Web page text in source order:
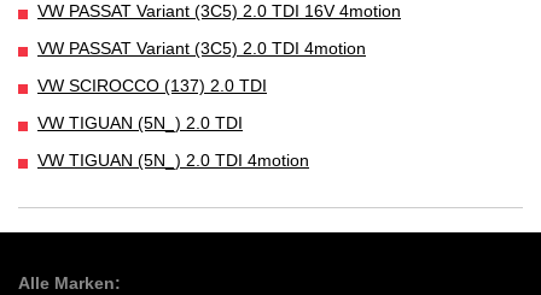
VW PASSAT Variant (3C5) 2.0 TDI 16V 4motion
VW PASSAT Variant (3C5) 2.0 TDI 4motion
VW SCIROCCO (137) 2.0 TDI
VW TIGUAN (5N_) 2.0 TDI
VW TIGUAN (5N_) 2.0 TDI 4motion
Alle Marken: